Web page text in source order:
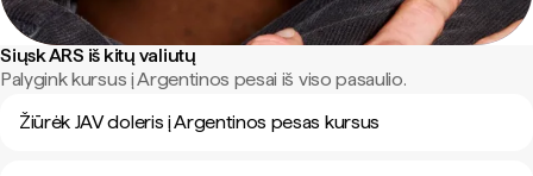
Siųsk ARS iš kitų valiutų
Palygink kursus į Argentinos pesai iš viso pasaulio.
Žiūrėk JAV doleris į Argentinos pesas kursus